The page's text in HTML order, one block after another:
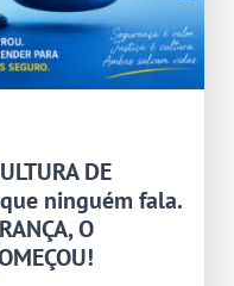
DE
ninguém fala.
O